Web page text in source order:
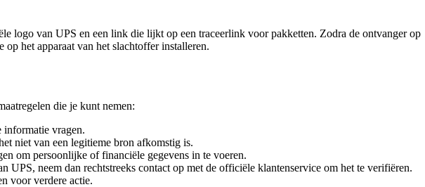
logo van UPS en een link die lijkt op een traceerlink voor pakketten. Zodra de ontvanger op
het apparaat van het slachtoffer installeren.
die je kunt nemen:
informatie vragen.
niet van een legitieme bron afkomstig is.
om persoonlijke of financiële gegevens in te voeren.
UPS, neem dan rechtstreeks contact op met de officiële klantenservice om het te verifiëren.
voor verdere actie.